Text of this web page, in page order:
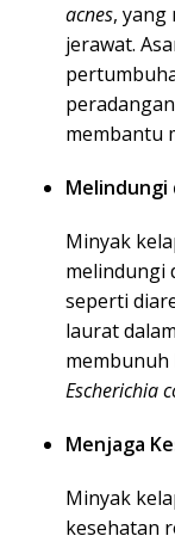
acnes, yang
jerawat.
membantu
Melindungi
Minyak
melindungi
seperti
laurat
Escherichia
Menjaga
Minyak
kesehatan